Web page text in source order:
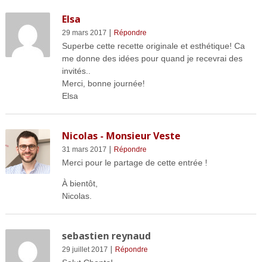
Elsa
29 mars 2017 | Répondre
Superbe cette recette originale et esthétique! Ca
me donne des idées pour quand je recevrai des
invités..
Merci, bonne journée!
Elsa
Nicolas - Monsieur Veste
31 mars 2017 | Répondre
Merci pour le partage de cette entrée !
À bientôt,
Nicolas.
sebastien reynaud
29 juillet 2017 | Répondre